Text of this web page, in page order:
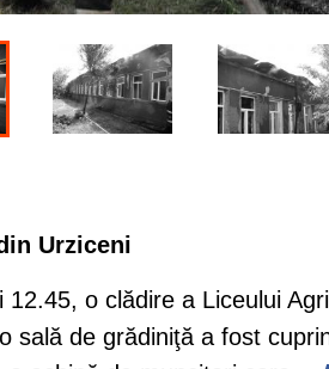
Urziceni
o clădire a Liceului
sală de grădiniţă a fost